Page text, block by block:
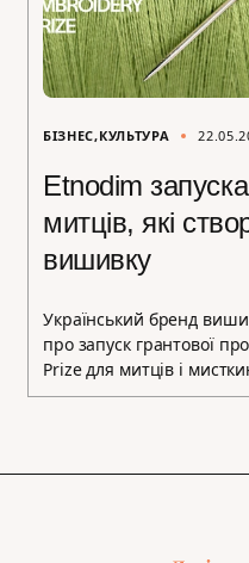
БІЗНЕС КУЛЬТУРА
Etnodim
митців, які
вишивку
Український бренд
про запуск грантової
Prize для митців і